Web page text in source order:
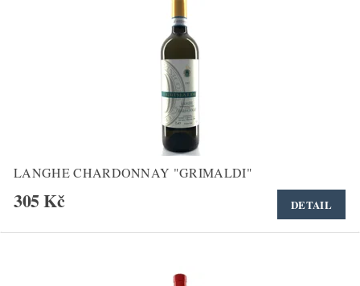
LANGHE CHARDONNAY "GRIMALDI"
305 Kč DETAIL